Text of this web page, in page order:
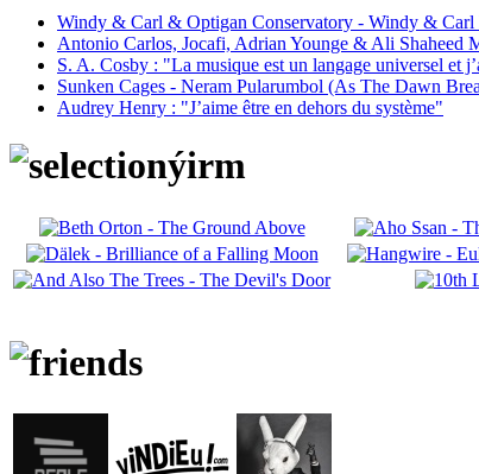
Windy & Carl & Optigan Conservatory - Windy & Carl
Antonio Carlos, Jocafi, Adrian Younge & Ali Shaheed
S. A. Cosby : "La musique est un langage universel et
Sunken Cages - Neram Pularumbol (As The Dawn
Audrey Henry : "J’aime être en dehors du système"